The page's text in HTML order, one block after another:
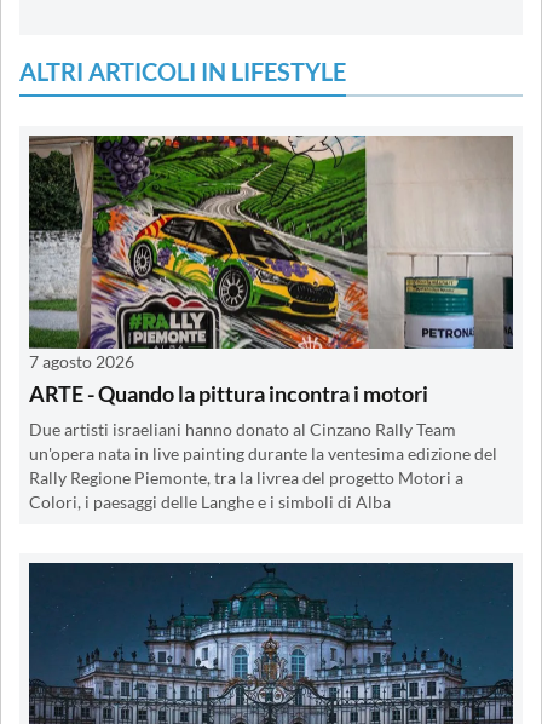
ALTRI ARTICOLI IN LIFESTYLE
7 agosto 2026
ARTE - Quando la pittura incontra i motori
Due artisti israeliani hanno donato al Cinzano Rally Team
un'opera nata in live painting durante la ventesima edizione del
Rally Regione Piemonte, tra la livrea del progetto Motori a
Colori, i paesaggi delle Langhe e i simboli di Alba